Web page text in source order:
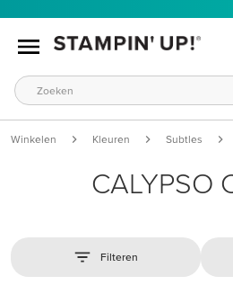
Winkelen Kleuren Subtles
CALYPSO
Filteren